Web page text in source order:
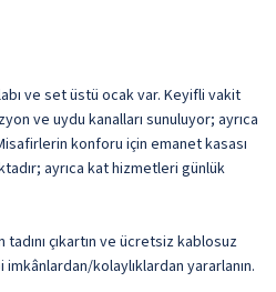
ve set üstü ocak var. Keyifli vakit
ve uydu kanalları sunuluyor; ayrıca
konforu için emanet kasası
ayrıca kat hizmetleri günlük
çıkartın ve ücretsiz kablosuz
kolaylıklardan yararlanın.